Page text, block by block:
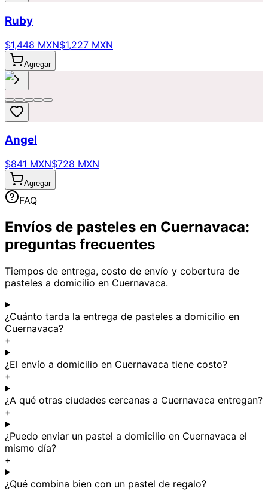
Ruby
$1,448 MXN$1,227 MXN
Agregar
Angel
$841 MXN$728 MXN
Agregar
FAQ
Envíos de pasteles en Cuernavaca:
preguntas frecuentes
Tiempos de entrega, costo de envío y cobertura de
pasteles a domicilio en Cuernavaca.
¿Cuánto tarda la entrega de pasteles a domicilio en
Cuernavaca?
+
¿El envío a domicilio en Cuernavaca tiene costo?
+
¿A qué otras ciudades cercanas a Cuernavaca entregan?
+
¿Puedo enviar un pastel a domicilio en Cuernavaca el
mismo día?
+
¿Qué combina bien con un pastel de regalo?